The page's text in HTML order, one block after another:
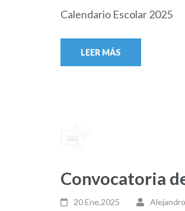
Calendario Escolar 2025
LEER MÁS
Convocatoria
20 Ene,2025